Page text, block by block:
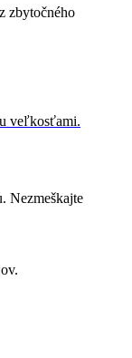
zbytočného
veľkosťami.
Nezmeškajte